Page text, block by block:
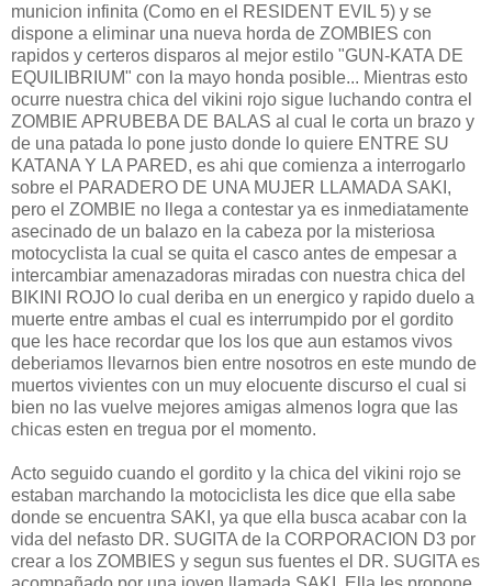
municion infinita (Como en el RESIDENT EVIL 5) y se
dispone a eliminar una nueva horda de ZOMBIES con
rapidos y certeros disparos al mejor estilo "GUN-KATA DE
EQUILIBRIUM" con la mayo honda posible... Mientras esto
ocurre nuestra chica del vikini rojo sigue luchando contra el
ZOMBIE APRUBEBA DE BALAS al cual le corta un brazo y
de una patada lo pone justo donde lo quiere ENTRE SU
KATANA Y LA PARED, es ahi que comienza a interrogarlo
sobre el PARADERO DE UNA MUJER LLAMADA SAKI,
pero el ZOMBIE no llega a contestar ya es inmediatamente
asecinado de un balazo en la cabeza por la misteriosa
motocyclista la cual se quita el casco antes de empesar a
intercambiar amenazadoras miradas con nuestra chica del
BIKINI ROJO lo cual deriba en un energico y rapido duelo a
muerte entre ambas el cual es interrumpido por el gordito
que les hace recordar que los los que aun estamos vivos
deberiamos llevarnos bien entre nosotros en este mundo de
muertos vivientes con un muy elocuente discurso el cual si
bien no las vuelve mejores amigas almenos logra que las
chicas esten en tregua por el momento.
Acto seguido cuando el gordito y la chica del vikini rojo se
estaban marchando la motociclista les dice que ella sabe
donde se encuentra SAKI, ya que ella busca acabar con la
vida del nefasto DR. SUGITA de la CORPORACION D3 por
crear a los ZOMBIES y segun sus fuentes el DR. SUGITA es